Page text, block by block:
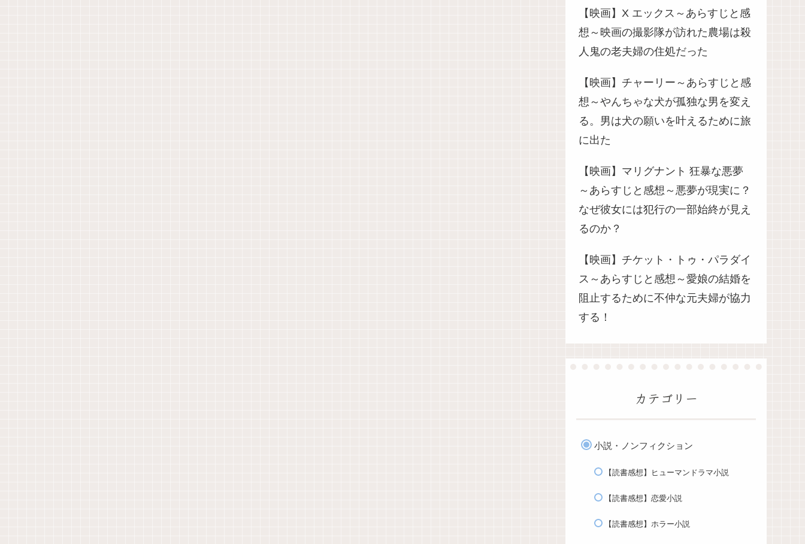
【映画】X エックス～あらすじと感
想～映画の撮影隊が訪れた農場は殺
人鬼の老夫婦の住処だった
【映画】チャーリー～あらすじと感
想～やんちゃな犬が孤独な男を変え
る。男は犬の願いを叶えるために旅
に出た
【映画】マリグナント 狂暴な悪夢
～あらすじと感想～悪夢が現実に？
なぜ彼女には犯行の一部始終が見え
るのか？
【映画】チケット・トゥ・パラダイ
ス～あらすじと感想～愛娘の結婚を
阻止するために不仲な元夫婦が協力
する！
カテゴリー
小説・ノンフィクション
【読書感想】ヒューマンドラマ小説
【読書感想】恋愛小説
【読書感想】ホラー小説